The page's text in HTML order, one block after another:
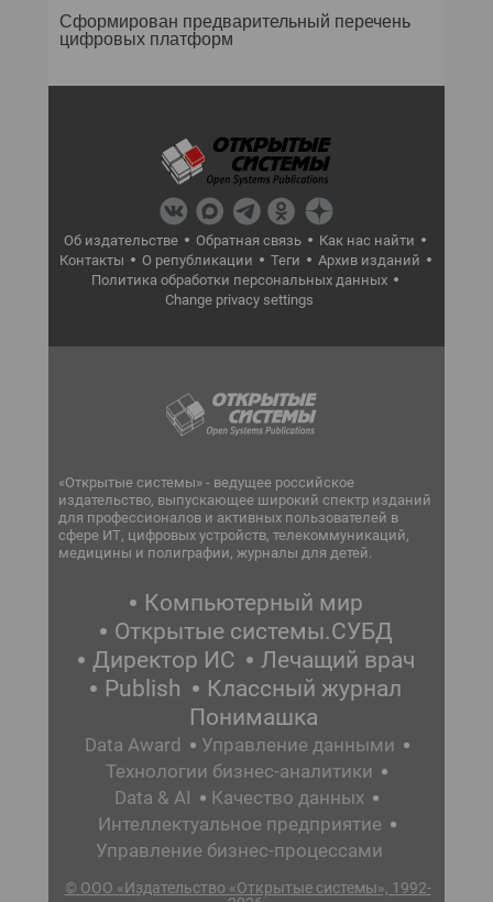
Сформирован предварительный перечень
цифровых платформ
Об издательстве Обратная связь
Как нас найти
Контакты
О републикации Теги
Архив изданий
Политика обработки персональных данных
Change privacy settings
«Открытые системы» - ведущее российское
издательство, выпускающее широкий спектр изданий
для профессионалов и активных пользователей в
сфере ИТ, цифровых устройств, телекоммуникаций,
медицины и полиграфии, журналы для детей.
Компьютерный мир
Открытые системы.СУБД
Директор ИС
Лечащий врач
Publish
Классный журнал
Понимашка
Data Award
Управление данными
Технологии бизнес-аналитики
Data & AI
Качество данных
Интеллектуальное предприятие
Управление бизнес-процессами
© ООО «Издательство «Открытые системы», 1992-